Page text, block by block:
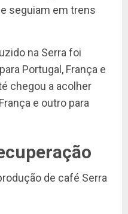
seguiam em trens
na Serra foi
Portugal, França e
chegou a acolher
e outro para
de café Serra